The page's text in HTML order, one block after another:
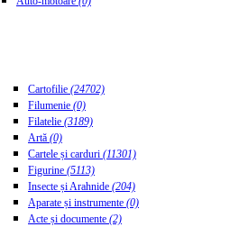
Cartofilie (24702)
Filumenie (0)
Filatelie (3189)
Artă (0)
Cartele și carduri (11301)
Figurine (5113)
Insecte și Arahnide (204)
Aparate și instrumente (0)
Acte și documente (2)